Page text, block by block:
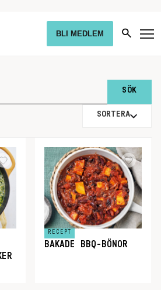
BLI MEDLEM
SORTERA
RECEPT
BAKADE BBQ-BÖNOR